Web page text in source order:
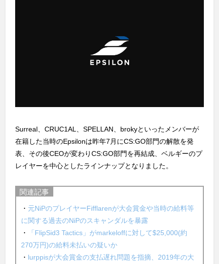
Surreal、CRUC1AL、SPELLAN、brokyといったメンバーが
在籍した当時のEpsilonは昨年7月にCS:GO部門の解散を発
表、その後CEOが変わりCS:GO部門を再結成、ベルギーのプ
レイヤーを中心としたラインナップとなりました。
関連記事
・ 元NiPのプレイヤーFifflarenが大会賞金や当時の給料等
に関する過去のNiPのスキャンダルを暴露
・
「FlipSid3 Tactics」がmarkeloffに対して$25,000(約
270万円)の給料未払いの疑いか
・ lurppisが大会賞金の支払遅れ問題を指摘、2019年の大